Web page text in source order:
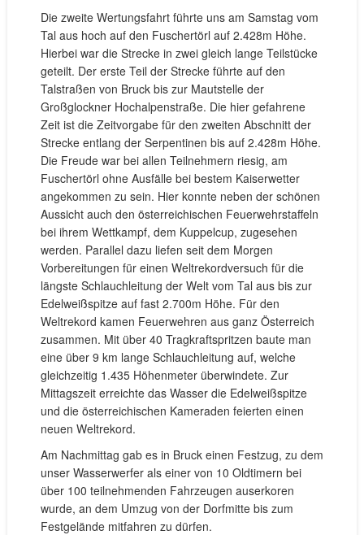
Die zweite Wertungsfahrt führte uns am Samstag vom
Tal aus hoch auf den Fuschertörl auf 2.428m Höhe.
Hierbei war die Strecke in zwei gleich lange Teilstücke
geteilt. Der erste Teil der Strecke führte auf den
Talstraßen von Bruck bis zur Mautstelle der
Großglockner Hochalpenstraße. Die hier gefahrene
Zeit ist die Zeitvorgabe für den zweiten Abschnitt der
Strecke entlang der Serpentinen bis auf 2.428m Höhe.
Die Freude war bei allen Teilnehmern riesig, am
Fuschertörl ohne Ausfälle bei bestem Kaiserwetter
angekommen zu sein. Hier konnte neben der schönen
Aussicht auch den österreichischen Feuerwehrstaffeln
bei ihrem Wettkampf, dem Kuppelcup, zugesehen
werden. Parallel dazu liefen seit dem Morgen
Vorbereitungen für einen Weltrekordversuch für die
längste Schlauchleitung der Welt vom Tal aus bis zur
Edelweißspitze auf fast 2.700m Höhe. Für den
Weltrekord kamen Feuerwehren aus ganz Österreich
zusammen. Mit über 40 Tragkraftspritzen baute man
eine über 9 km lange Schlauchleitung auf, welche
gleichzeitig 1.435 Höhenmeter überwindete. Zur
Mittagszeit erreichte das Wasser die Edelweißspitze
und die österreichischen Kameraden feierten einen
neuen Weltrekord.
Am Nachmittag gab es in Bruck einen Festzug, zu dem
unser Wasserwerfer als einer von 10 Oldtimern bei
über 100 teilnehmenden Fahrzeugen auserkoren
wurde, an dem Umzug von der Dorfmitte bis zum
Festgelände mitfahren zu dürfen.